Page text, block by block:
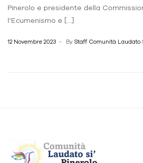
Pinerolo e presidente della
l’Ecumenismo e […]
12 Novembre 2023 By Staff Comunità Laudato